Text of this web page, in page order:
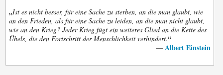
„Ist es nicht besser, für eine Sache zu sterben, an die man glaubt, wie
an den Frieden, als für eine Sache zu leiden, an die man nicht glaubt,
wie an den Krieg? Jeder Krieg fügt ein weiteres Glied an die Kette des
Übels, die den Fortschritt der Menschlichkeit verhindert.“
— Albert Einstein